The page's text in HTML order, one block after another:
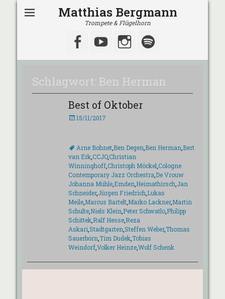
Matthias Bergmann
Trompete & Flügelhorn
Facebook
YouTubeInstagram
Schlagwort: Ben Herman
Best of Oktober
Veröffentlicht
15/11/2017
Schlagworte
Arne Bohnet, Ben Degen Ben Herman Bert
van Erk,CCJO,Christian
Winninghoff,Christoph Möckel Cologne
Contemporary Jazz Orchestra De Vrouw
Johanna Mühle, Emden Heimathirsch Jan
Schneider,Jürgen Friedrich Lukas
Meile, Marcus Bartelt, Marko Lackner,Martin
Schulte, Niels Klein Peter Schwatlo, Philipp
Schittek, Ralf Hesse, Reza
Askari Stadtgarten Steffen Weber,Thomas
Sauerborn Tim Dudek,Tobias
Weindorf,Volker Heinze,Wolf Schenk